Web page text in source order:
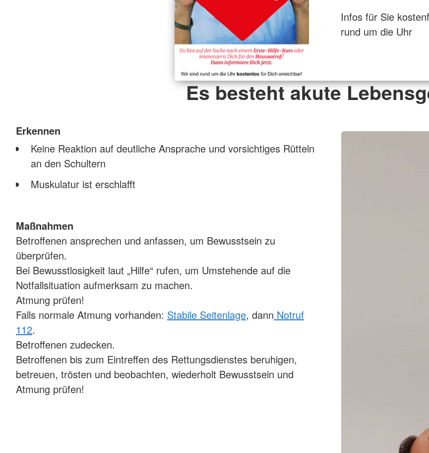
Infos für Sie
rund um die Uhr
Es besteht akute
Erkennen
Keine Reaktion auf deutliche Ansprache und vorsichtiges Rütteln
an den Schultern
Muskulatur ist erschlafft
Maßnahmen
Betroffenen ansprechen und anfassen, um Bewusstsein zu
überprüfen.
Bei Bewusstlosigkeit laut „Hilfe“ rufen, um Umstehende auf die
Notfallsituation aufmerksam zu machen.
Atmung prüfen!
Falls normale Atmung vorhanden: Stabile Seitenlage, dann Notruf
112.
Betroffenen zudecken.
Betroffenen bis zum Eintreffen des Rettungsdienstes beruhigen,
betreuen, trösten und beobachten, wiederholt Bewusstsein und
Atmung prüfen!